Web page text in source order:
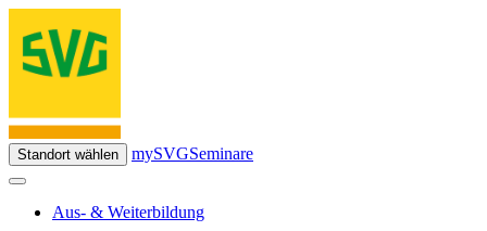
Standort wählen mySVGSeminare
Aus- & Weiterbildung